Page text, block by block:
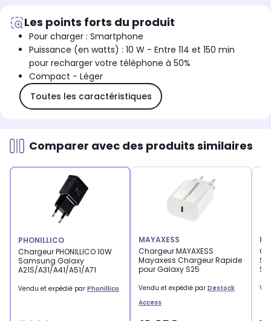
Les points forts du produit
Pour charger : Smartphone
Puissance (en watts) : 10 W - Entre 114 et 150 min
pour recharger votre téléphone à 50%
Compact - Léger
Toutes les caractéristiques
Comparer avec des produits similaires
PHONILLICO
Chargeur PHONILLICO 10W
Samsung Galaxy
A21S/A31/A41/A51/A71
Vendu et expédié par Phonillico
MAYAXESS
Chargeur MAYAXESS
Mayaxess Chargeur Rapide
pour Galaxy S25
Vendu et expédié par Destock
Access